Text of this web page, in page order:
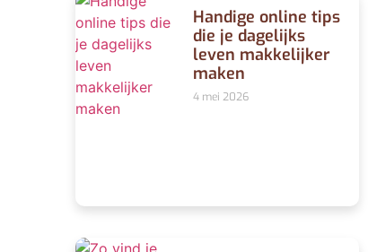
Handige online tips
die je dagelijks
leven makkelijker
maken
4 mei 2026